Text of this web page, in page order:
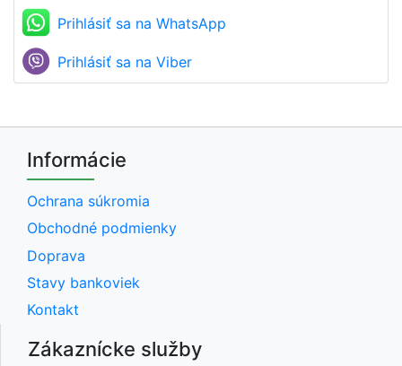
Prihlásiť sa na WhatsApp
Prihlásiť sa na Viber
Informácie
Ochrana súkromia
Obchodné podmienky
Doprava
Stavy bankoviek
Kontakt
Zákaznícke služby